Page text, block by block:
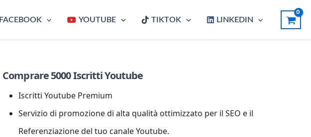
FACEBOOK YOUTUBE TIKTOK LINKEDIN
Comprare 5000 Iscritti Youtube
Iscritti Youtube Premium
Servizio di promozione di alta qualità ottimizzato per il SEO e il
Referenziazione del tuo canale Youtube.